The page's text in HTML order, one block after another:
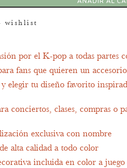
wishlist
por el K-pop a todas partes
fans que quieren un
elegir tu diseño favorito
conciertos, clases, compras o
exclusiva con nombre
alta calidad a todo color
incluida en color a juego